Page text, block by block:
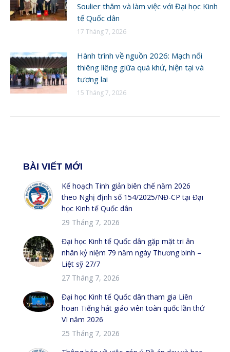
Soulier thăm và làm việc với Đại học Kinh
tế Quốc dân
17 Tháng 7, 2026
Hành trình về nguồn 2026: Mạch nối
thiêng liêng giữa quá khứ, hiện tại và
tương lai
15 Tháng 7, 2026
BÀI VIẾT MỚI
Kế hoạch Tinh giản biên chế năm 2026
theo Nghị định số 154/2025/NĐ-CP tại Đại
học Kinh tế Quốc dân
29 Tháng 7, 2026
Đại học Kinh tế Quốc dân gặp mặt tri ân
nhân kỷ niệm 79 năm ngày Thương binh –
Liệt sỹ 27/7
27 Tháng 7, 2026
Đại học Kinh tế Quốc dân tham gia Liên
hoan Tiếng hát giáo viên toàn quốc lần thứ
VI năm 2026
25 Tháng 7, 2026